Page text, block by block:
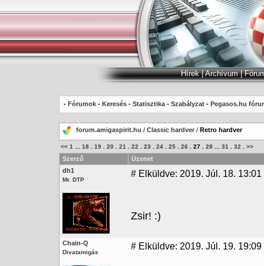
Hírek|Archívum|
- Fórumok - Keresés - Statisztika - Szabályzat - Pegasos.hu
forum.amigaspirit.hu / Classic hardver / Retro hardver
<< 1 18 19 20 21 22 23 24 25 26 27 28 31 32 >>
Szerző
Üzenet
dh1
Mr. DTP
# Elküldve: 2019. Júl. 18. 13:01
Zsir! :)
Chain-Q
Divatamigás
# Elküldve: 2019. Júl. 19. 19:09